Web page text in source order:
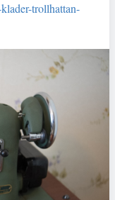
trollhattan-